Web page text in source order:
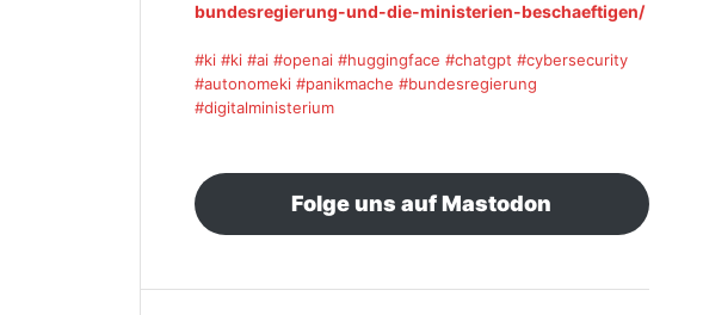
bundesregierung-und-die-ministerien-beschaeftigen/
#ki #ki #ai #openai #huggingface #chatgpt #cybersecurity
#autonomeki #panikmache #bundesregierung
#digitalministerium
Folge uns auf Mastodon